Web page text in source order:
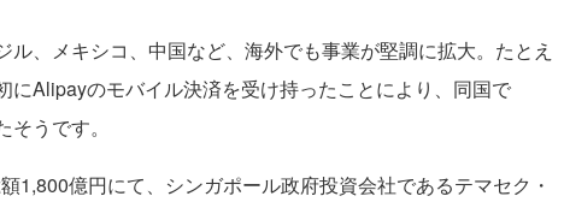
、メキシコ、中国など、海外でも事業が堅調に拡大。たとえ
にAlipayのモバイル決済を受け持ったことにより、同国で
うです。
1,800億円にて、シンガポール政府投資会社であるテマセク・